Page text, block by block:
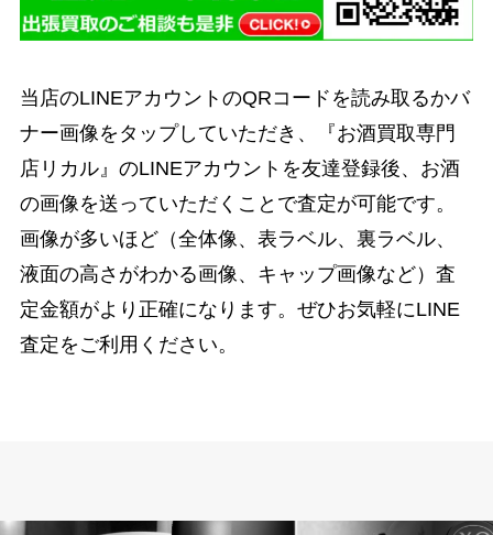
当店のLINEアカウントのQRコードを読み取るかバ
ナー画像をタップしていただき、『お酒買取専門
店リカル』のLINEアカウントを友達登録後、お酒
の画像を送っていただくことで査定が可能です。
画像が多いほど（全体像、表ラベル、裏ラベル、
液面の高さがわかる画像、キャップ画像など）査
定金額がより正確になります。ぜひお気軽にLINE
査定をご利用ください。